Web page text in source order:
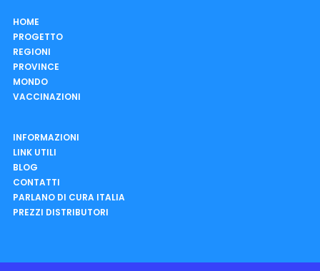
HOME
PROGETTO
REGIONI
PROVINCE
MONDO
VACCINAZIONI
INFORMAZIONI
LINK UTILI
BLOG
CONTATTI
PARLANO DI CURA ITALIA
PREZZI DISTRIBUTORI